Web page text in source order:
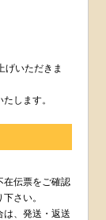
げいただきま
します。
在伝票をご確認
さい。
は、発送・返送